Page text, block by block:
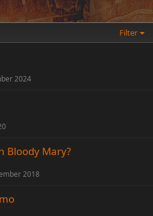
Filter
2024
Bloody Mary?
2018